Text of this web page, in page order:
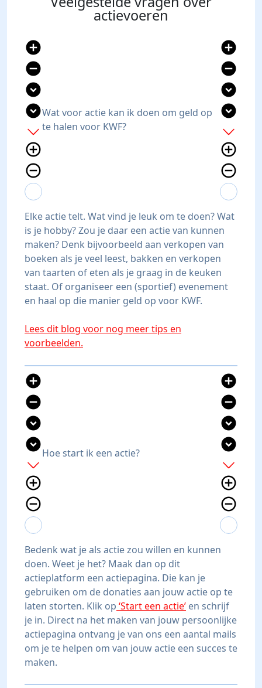
actievoeren
add_circle
remove_circle
expand_circle_down
expand_circle_down
add
add_circle_outline
remove_circle_outline
expand_more
expand_less
Wat voor actie kan ik doen om geld op
te halen voor KWF?
add_circle
remove_circle
expand_circle_down
expand_circle_down
add
add_circle_outline
remove_circle_outline
expand_more
expand_less
Elke actie telt. Wat vind je leuk om te doen? Wat
is je hobby? Zou je daar een actie van kunnen
maken? Denk bijvoorbeeld aan verkopen van
boeken als je veel leest, bakken en verkopen
van taarten of eten als je graag in de keuken
staat. Of organiseer een (sportief) evenement
en haal op die manier geld op voor KWF.
Lees dit blog voor nog meer tips en
voorbeelden.
add_circle
remove_circle
expand_circle_down
expand_circle_down
add
add_circle_outline
remove_circle_outline
expand_more
expand_less
Hoe start ik een actie?
add_circle
remove_circle
expand_circle_down
expand_circle_down
add
add_circle_outline
remove_circle_outline
expand_more
expand_less
Bedenk wat je als actie zou willen en kunnen
doen. Weet je het? Maak dan op dit
actieplatform een actiepagina. Die kan je
gebruiken om de donaties aan jouw actie op te
laten storten. Klik op ‘Start een actie’ en schrijf
je in. Direct na het maken van jouw persoonlijke
actiepagina ontvang je van ons een aantal mails
om je te helpen om van jouw actie een succes te
maken.